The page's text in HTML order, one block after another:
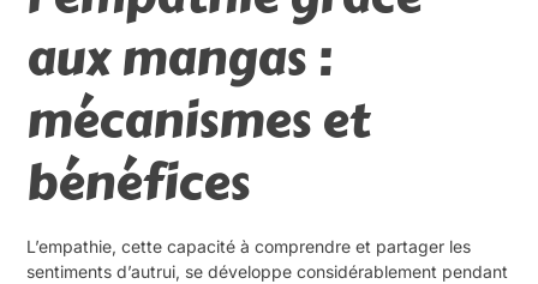
aux mangas :
mécanismes et
bénéfices
L’empathie, cette capacité à comprendre et partager les
sentiments d’autrui, se développe considérablement pendant